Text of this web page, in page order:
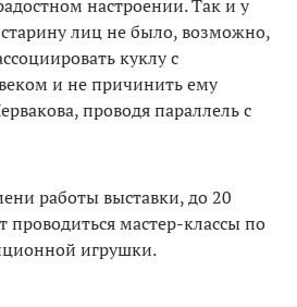
настроении. Так и у
лиц не было, возможно,
куклу с
и не причинить ему
проводя параллель с
работы выставки, до 20
проводиться мастер-классы по
игрушки.